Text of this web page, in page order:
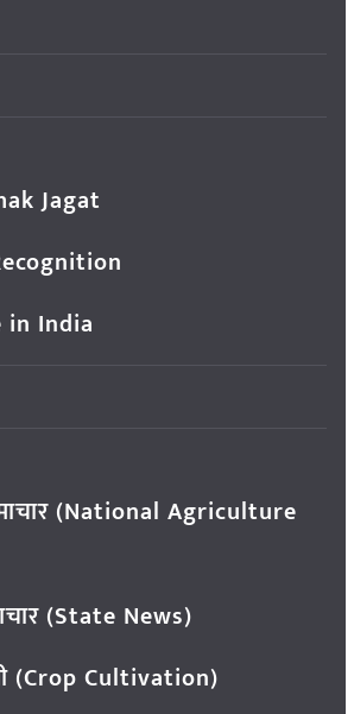
Jagat
India
(National Agriculture
(State News)
(Crop Cultivation)